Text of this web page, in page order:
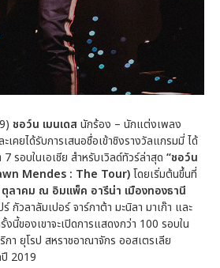
ชอว์น เมนเดสนักร้อง – นักแต่งเพลง
คยได้รับการเสนอชื่อเข้าชิงรางวัลแกรมมี่ ได้
รอบในเอเชีย สำหรับเวิลด์ทัวร์ล่าสุด “ชอว์น
Mendes : The Tour)โดยเริ่มต้นขึ้นที่
ลาคม ณ อิมแพ็ค อารีน่า เมืองทองธานี
กัวลาลัมเปอร์ จาร์กาต้า มะนิลา มาเก๊า และ
นี้ของเขาจะเปิดการแสดงกว่า 100 รอบใน
กา ยุโรป สหราชอาณาจักร ออสเตรเลีย
2019